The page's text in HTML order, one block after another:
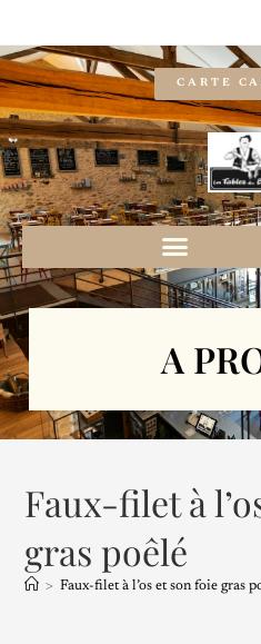
CARTE
A
Faux-filet à
gras poêlé
> Faux-filet à l’os et son foie gras